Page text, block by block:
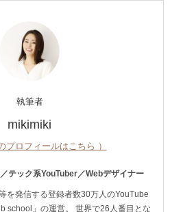
執筆者
mikimiki
プロフィールはこちら ）
テック系YouTuber／Webデザイナー
を発信する登録者数30万人のYouTube
school 」の運営。 世界で26人番目とな